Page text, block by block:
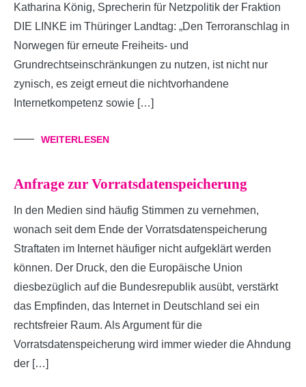
Katharina König, Sprecherin für Netzpolitik der Fraktion
DIE LINKE im Thüringer Landtag: „Den Terroranschlag in
Norwegen für erneute Freiheits- und
Grundrechtseinschränkungen zu nutzen, ist nicht nur
zynisch, es zeigt erneut die nichtvorhandene
Internetkompetenz sowie […]
WEITERLESEN
Anfrage zur Vorratsdatenspeicherung
In den Medien sind häufig Stimmen zu vernehmen,
wonach seit dem Ende der Vorratsdatenspeicherung
Straftaten im Internet häufiger nicht aufgeklärt werden
können. Der Druck, den die Europäische Union
diesbezüglich auf die Bundesrepublik ausübt, verstärkt
das Empfinden, das Internet in Deutschland sei ein
rechtsfreier Raum. Als Argument für die
Vorratsdatenspeicherung wird immer wieder die Ahndung
der […]